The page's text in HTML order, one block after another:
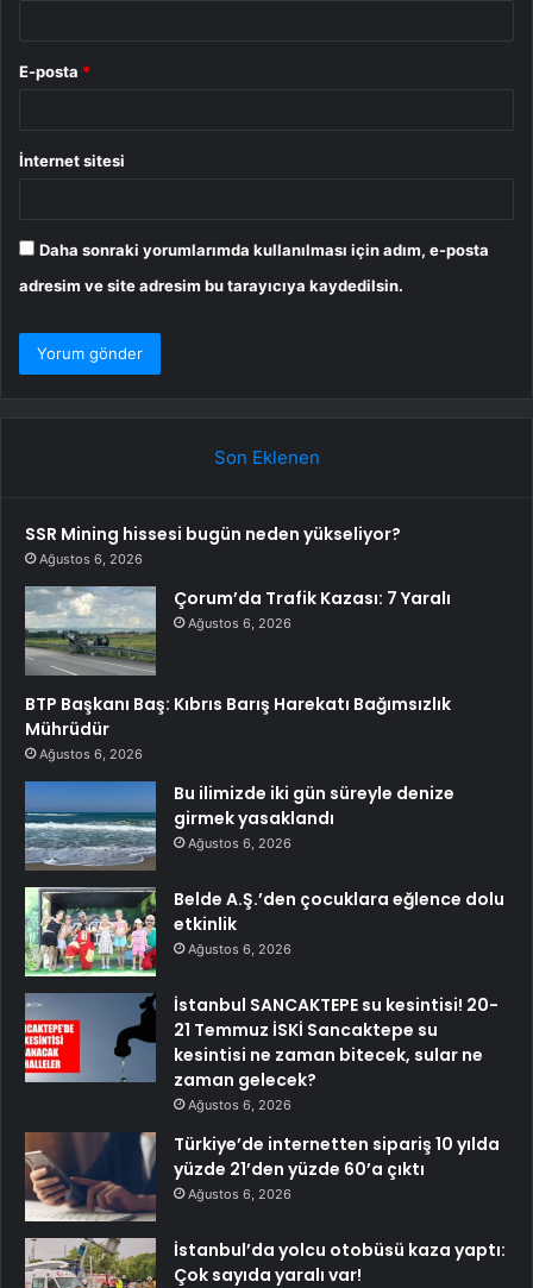
E-posta *
İnternet sitesi
Daha sonraki yorumlarımda kullanılması için adım, e-posta
adresim ve site adresim bu tarayıcıya kaydedilsin.
Son Eklenen
SSR Mining hissesi bugün neden yükseliyor?
Ağustos 6, 2026
Çorum’da Trafik Kazası: 7 Yaralı
Ağustos 6, 2026
BTP Başkanı Baş: Kıbrıs Barış Harekatı Bağımsızlık
Mührüdür
Ağustos 6, 2026
Bu ilimizde iki gün süreyle denize
girmek yasaklandı
Ağustos 6, 2026
Belde A.Ş.’den çocuklara eğlence dolu
etkinlik
Ağustos 6, 2026
İstanbul SANCAKTEPE su kesintisi! 20-
21 Temmuz İSKİ Sancaktepe su
kesintisi ne zaman bitecek, sular ne
zaman gelecek?
Ağustos 6, 2026
Türkiye’de internetten sipariş 10 yılda
yüzde 21’den yüzde 60’a çıktı
Ağustos 6, 2026
İstanbul’da yolcu otobüsü kaza yaptı:
Çok sayıda yaralı var!